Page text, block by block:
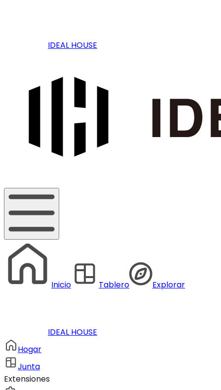
IDEAL HOUSE
Inicio Tablero Explorar
IDEAL HOUSE
Hogar
Junta
Extensiones